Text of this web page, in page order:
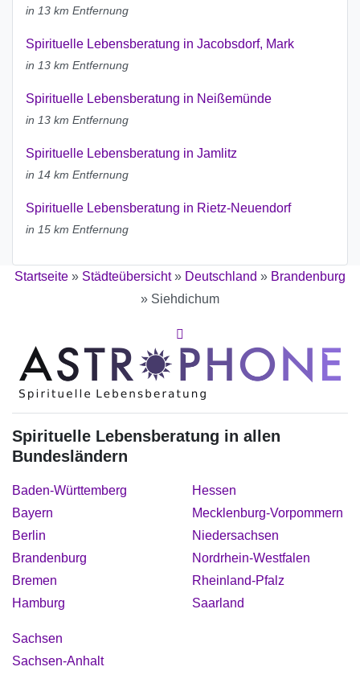
in 13 km Entfernung
Spirituelle Lebensberatung in Jacobsdorf, Mark
in 13 km Entfernung
Spirituelle Lebensberatung in Neißemünde
in 13 km Entfernung
Spirituelle Lebensberatung in Jamlitz
in 14 km Entfernung
Spirituelle Lebensberatung in Rietz-Neuendorf
in 15 km Entfernung
Startseite » Städteübersicht» Deutschland » Brandenburg
» Siehdichum
Spirituelle Lebensberatung in allen
Bundesländern
Baden-Württemberg
Bayern
Berlin
Brandenburg
Bremen
Hamburg
Hessen
Mecklenburg-Vorpommern
Niedersachsen
Nordrhein-Westfalen
Rheinland-Pfalz
Saarland
Sachsen
Sachsen-Anhalt